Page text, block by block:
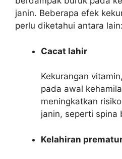
janin. Beberapa efek
perlu diketahui antara lain:
Cacat lahir
Kekurangan
pada awal
meningkatkan
janin, seperti spina
Kelahiran